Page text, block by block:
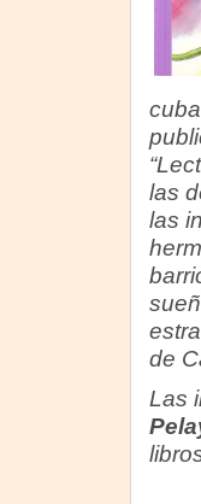
las
las
de
Las